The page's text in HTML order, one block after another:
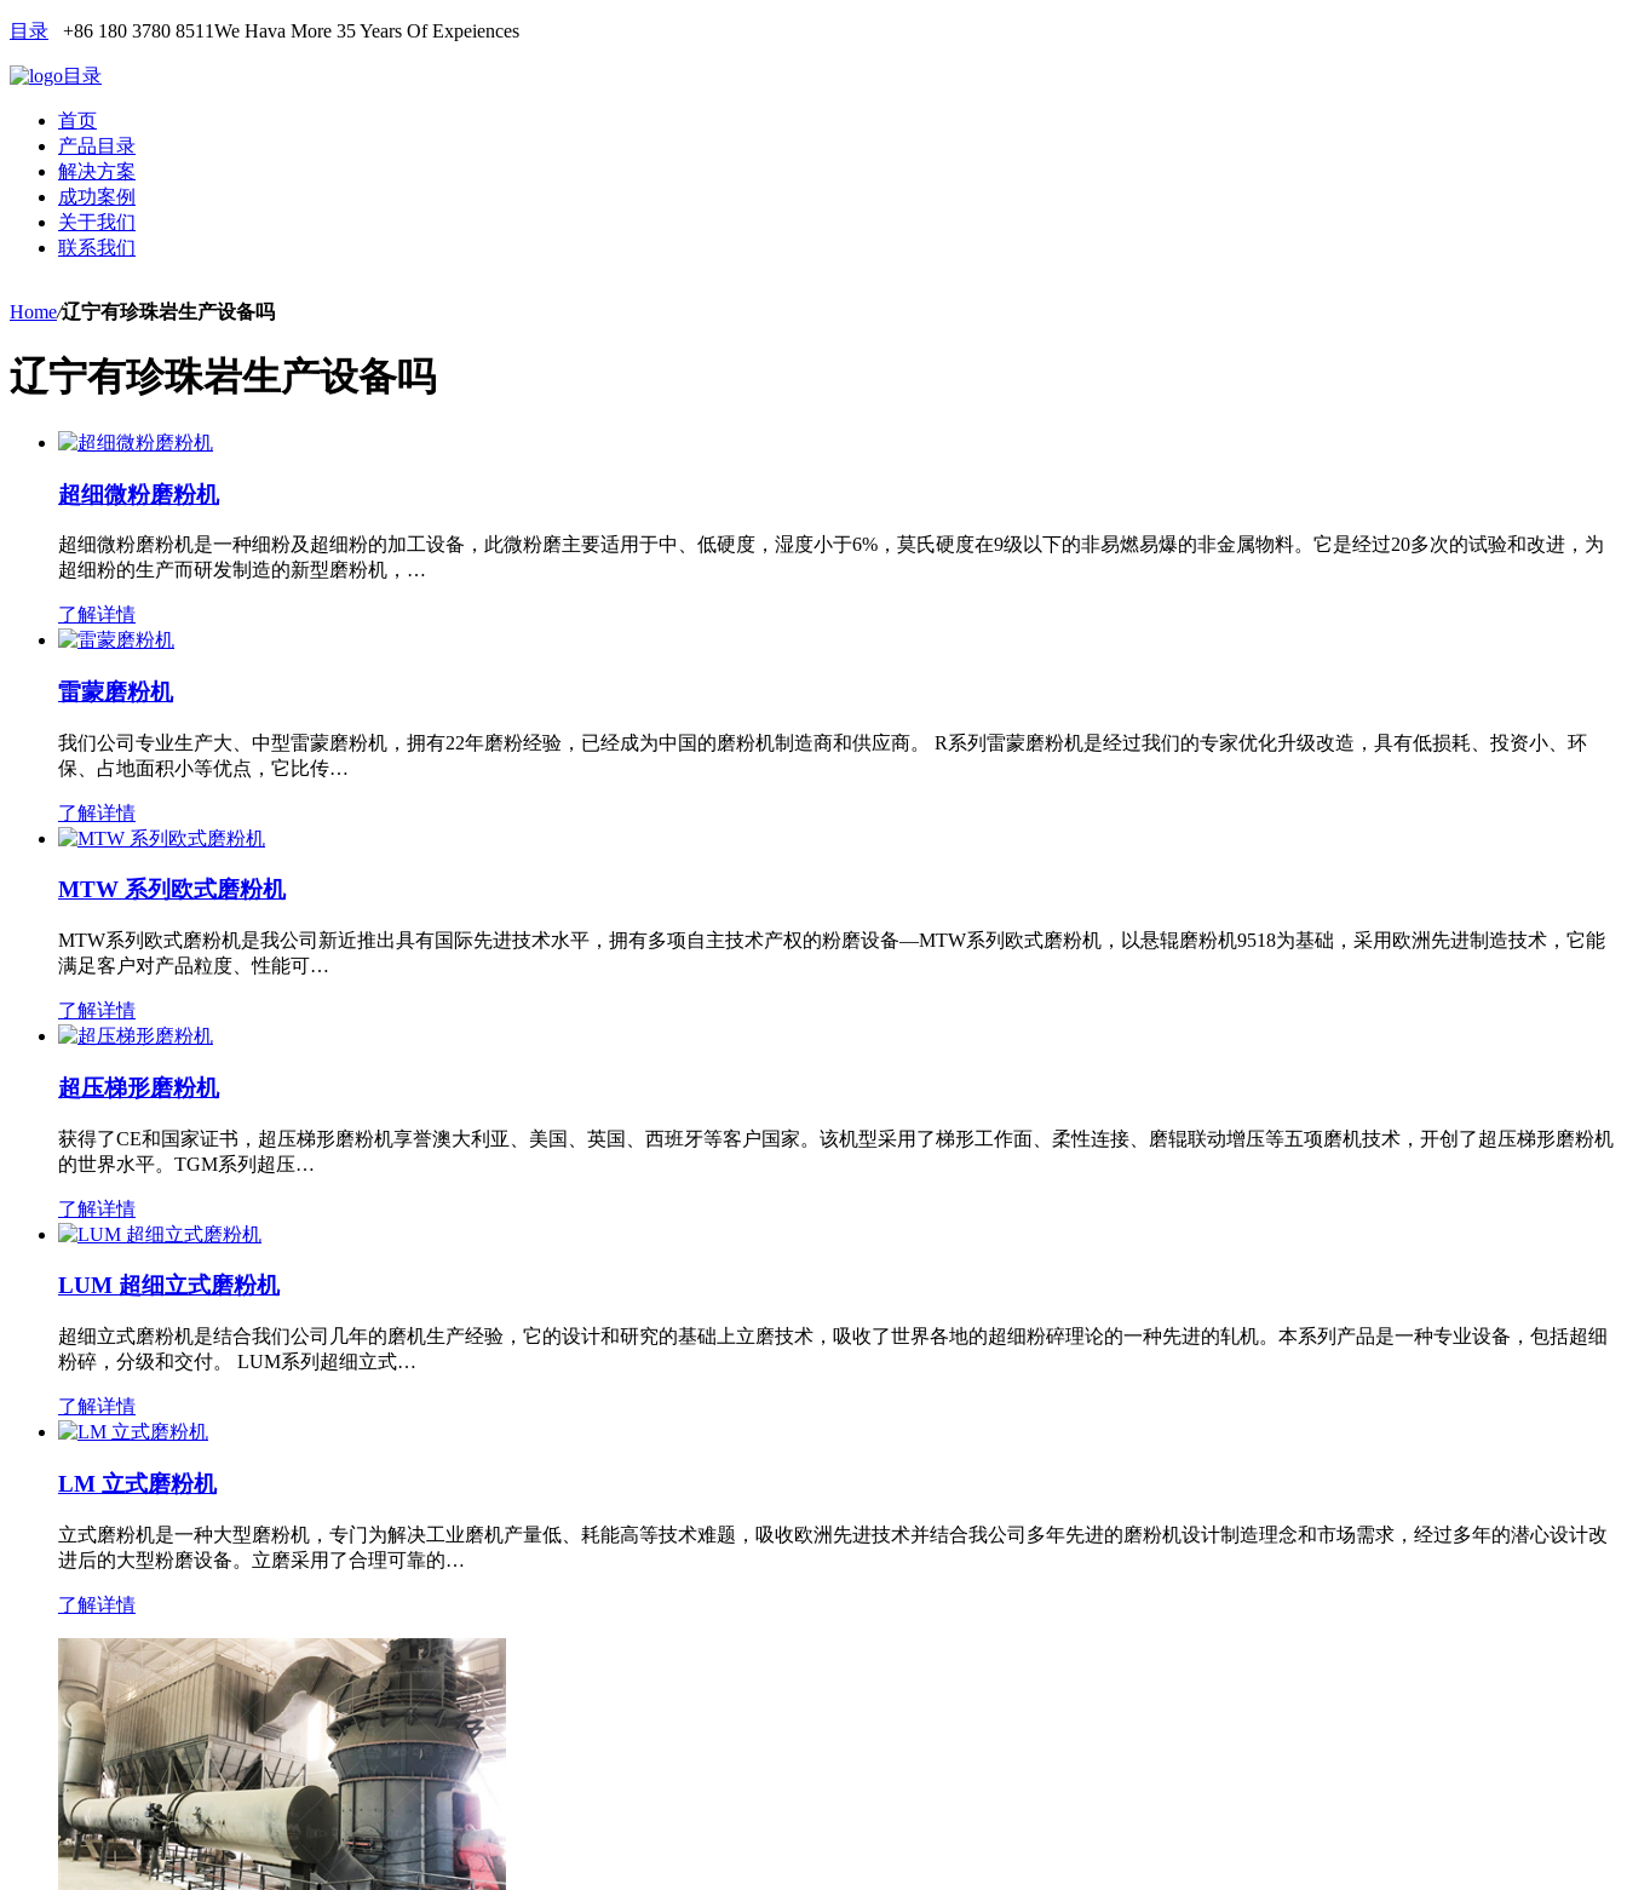
目录 +86 180 3780 8511We Hava More 35 Years Of Expeiences
目录
首页
产品目录
解决方案
成功案例
关于我们
联系我们
Home/辽宁有珍珠岩生产设备吗
辽宁有珍珠岩生产设备吗
超细微粉磨粉机
超细微粉磨粉机是一种细粉及超细粉的加工设备，此微粉磨主要适用于中、低硬度，湿度小于6%，莫氏硬度在9级以下的非易燃易爆的非金属物料。它是经过20多次的试验和改进，为
超细粉的生产而研发制造的新型磨粉机，…
了解详情
雷蒙磨粉机
我们公司专业生产大、中型雷蒙磨粉机，拥有22年磨粉经验，已经成为中国的磨粉机制造商和供应商。 R系列雷蒙磨粉机是经过我们的专家优化升级改造，具有低损耗、投资小、环
保、占地面积小等优点，它比传…
了解详情
MTW 系列欧式磨粉机
MTW系列欧式磨粉机是我公司新近推出具有国际先进技术水平，拥有多项自主技术产权的粉磨设备—MTW系列欧式磨粉机，以悬辊磨粉机9518为基础，采用欧洲先进制造技术，它能
满足客户对产品粒度、性能可…
了解详情
超压梯形磨粉机
获得了CE和国家证书，超压梯形磨粉机享誉澳大利亚、美国、英国、西班牙等客户国家。该机型采用了梯形工作面、柔性连接、磨辊联动增压等五项磨机技术，开创了超压梯形磨粉机
的世界水平。TGM系列超压…
了解详情
LUM 超细立式磨粉机
超细立式磨粉机是结合我们公司几年的磨机生产经验，它的设计和研究的基础上立磨技术，吸收了世界各地的超细粉碎理论的一种先进的轧机。本系列产品是一种专业设备，包括超细
粉碎，分级和交付。 LUM系列超细立式…
了解详情
LM 立式磨粉机
立式磨粉机是一种大型磨粉机，专门为解决工业磨机产量低、耗能高等技术难题，吸收欧洲先进技术并结合我公司多年先进的磨粉机设计制造理念和市场需求，经过多年的潜心设计改
进后的大型粉磨设备。立磨采用了合理可靠的…
了解详情